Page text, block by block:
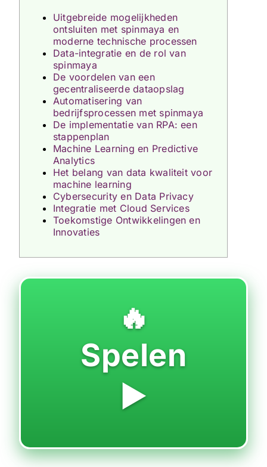
Uitgebreide mogelijkheden
ontsluiten met spinmaya en
moderne technische processen
Data-integratie en de rol van
spinmaya
De voordelen van een
gecentraliseerde dataopslag
Automatisering van
bedrijfsprocessen met spinmaya
De implementatie van RPA: een
stappenplan
Machine Learning en Predictive
Analytics
Het belang van data kwaliteit voor
machine learning
Cybersecurity en Data Privacy
Integratie met Cloud Services
Toekomstige Ontwikkelingen en
Innovaties
🔥
Spelen
▶️